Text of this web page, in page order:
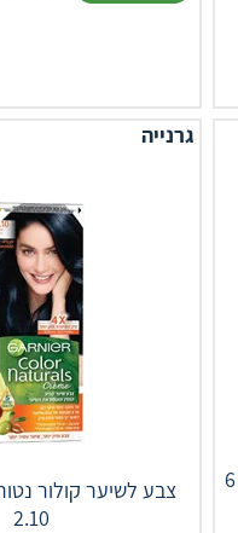
נטורטינט צבע לשיער גוון 6G בלונד כהה
גרנייה
צבע לשיער קולור
2.10